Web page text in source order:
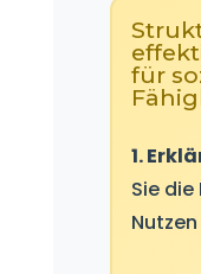
für
1.
Sie